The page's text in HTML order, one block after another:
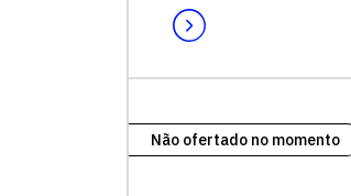
Não ofertado no momento